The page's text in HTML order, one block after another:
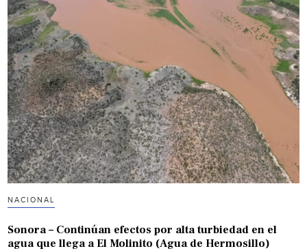
NACIONAL
Sonora – Continúan efectos por alta turbiedad en el
agua que llega a El Molinito (Agua de Hermosillo)